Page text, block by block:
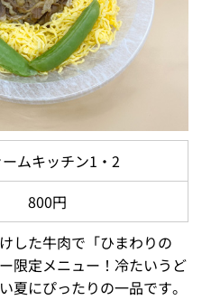
ムキッチン1・2
800円
した牛肉で「ひまわりの
限定メニュー！冷たいうど
夏にぴったりの一品です。